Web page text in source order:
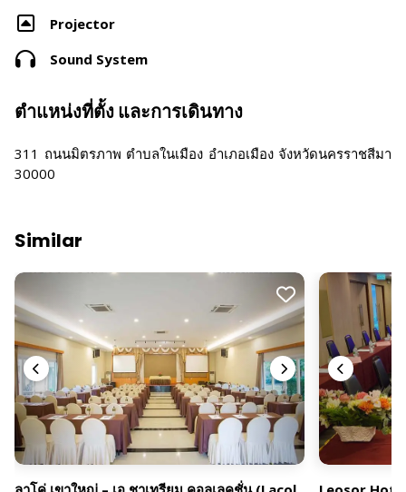
Projector
Sound System
ตำแหน่งที่ตั้ง และการเดินทาง
311 ถนนมิตรภาพ ตำบลในเมือง อำเภอเมือง จังหวัดนครราชสีมา
30000
Similar